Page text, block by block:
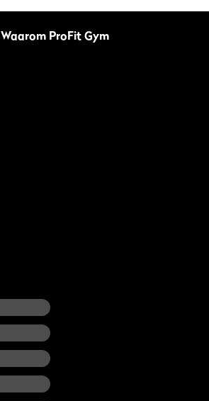
Waarom ProFit Gym